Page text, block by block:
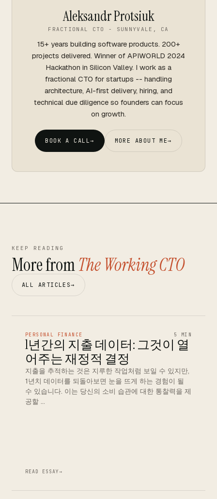
Aleksandr Protsiuk
FRACTIONAL CTO - SUNNYVALE, CA
15+ years building software products. 200+
projects delivered. Winner of APIWORLD 2024
Hackathon in Silicon Valley. I work as a
fractional CTO for startups -- handling
architecture, AI-first delivery, hiring, and
technical due diligence so founders can focus
on growth.
BOOK A CALL→ MORE ABOUT ME→
KEEP READING
More fromThe Working CTO
ALL ARTICLES→
PERSONAL FINANCE 5 MIN
1년간의 지출 데이터: 그것이 열
어주는 재정적 결정
지출을 추적하는 것은 지루한 작업처럼 보일 수 있지만,
1년치 데이터를 되돌아보면 눈을 뜨게 하는 경험이 될
수 있습니다. 이는 당신의 소비 습관에 대한 통찰력을 제
공할 …
READ ESSAY→